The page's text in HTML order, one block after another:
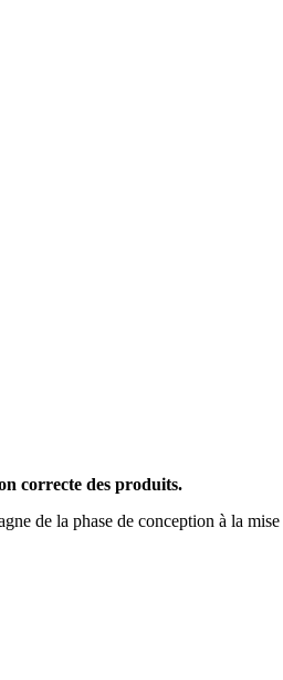
correcte des produits.
de la phase de conception à la